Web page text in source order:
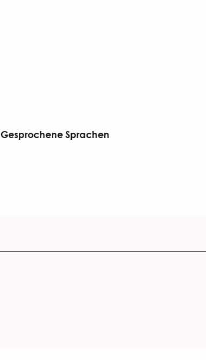
Gesprochene Sprachen
Gesprochene Sprachen